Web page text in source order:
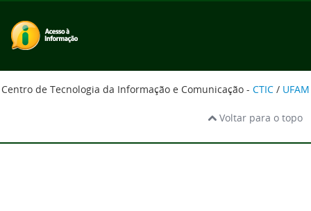
Centro de Tecnologia da Informação e Comunicação - CTIC / UFAM
Voltar para o topo